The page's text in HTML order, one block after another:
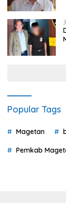
Popular Tags
Magetan
Pemkab